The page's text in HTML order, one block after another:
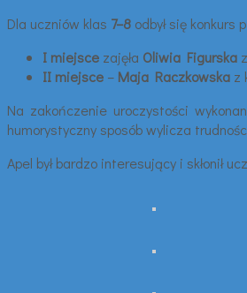
Dla uczniów klas 7–8 odbył się konkurs
I miejsce zajęła Oliwia Figurska
II miejsce – Maja Raczkowska z
Na zakończenie uroczystości
humorystyczny sposób wylicza
Apel był bardzo interesujący i skłonił